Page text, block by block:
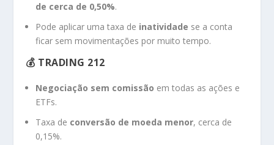
de cerca de 0,50%.
Pode aplicar uma taxa de inatividade se a conta
ficar sem movimentações por muito tempo.
💰 TRADING 212
Negociação sem comissão em todas as ações e
ETFs.
Taxa de conversão de moeda menor, cerca de
0,15%.